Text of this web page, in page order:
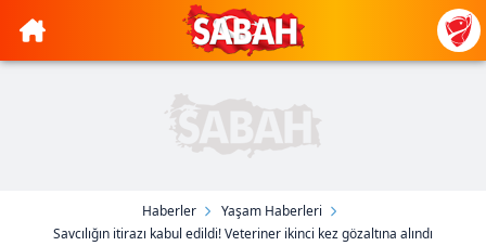
Haberler
Yaşam Haberleri
Savcılığın itirazı kabul edildi! Veteriner ikinci kez gözaltına alındı